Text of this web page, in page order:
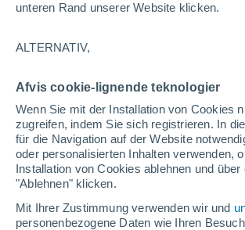
unteren Rand unserer Website klicken.
ALTERNATIV,
Afvis cookie-lignende teknologier
Wenn Sie mit der Installation von Cookies
zugreifen, indem Sie sich registrieren. In
für die Navigation auf der Website
oder personalisierten Inhalten verwenden,
Installation von Cookies ablehnen und
"Ablehnen" klicken.
Mit Ihrer Zustimmung verwenden wir und
personenbezogene Daten wie Ihren